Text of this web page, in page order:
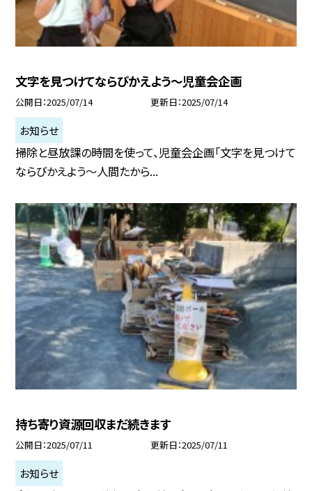
文字を見つけてならびかえよう～児童会企画
公開日 2025/07/14 更新日 2025/07/14
お知らせ
掃除と昼放課の時間を使って、児童会企画「文字を見つけて
ならびかえよう～人間たから...
持ち寄り資源回収まだ続きます
公開日 2025/07/11 更新日 2025/07/11
お知らせ